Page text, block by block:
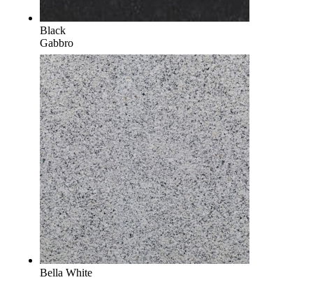
Black
Gabbro
Bella White